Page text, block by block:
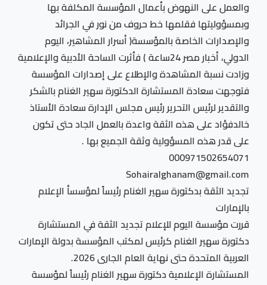
والعمل على النهوض بأعمال المؤسسة المكلفة بها
وبمسؤوليتها فقلمها خط حروف من نور في الجرائد
والإصدارات الخاصة بالمؤسسة( أسرار المشاهير، اليوم
الدولي، أخبار مصر 24ساعة ) فأثرت الساحة الأدبية والإعلامية
وزادت نسبة المشاهدة والإطلاع على إصدارات المؤسسة
فتوجهت سعادة المستشارة الدكتورة سهير الغنام بالشكر
والتقدير لرئيس التحرير رئيس مجلس الإدارة سعادة الأستاذ
خالدفؤاد على هذه الثقة واعدة بالعمل الجاد حتى تكون
على قدر هذه المسؤولية وثقة الجميع بها .
000971502654071
Sohairalghanam@gmail.com
تجديد الثقة بدكتورة سهير الغنام رئيساً لمؤسسأ الإعلام
بالإمارات
قررت مؤسسة اليوم للإعلام تجديد الثقة في المستشارة
دكتورة سهير الغنام كرئيس لمكتب المؤسسة بدولة الإمارات
العربية المتحدة حتى نهاية العام الجارى 2026.
المستشارة الإعلامية دكتورة سهير الغنام رئيساً لمؤسسة